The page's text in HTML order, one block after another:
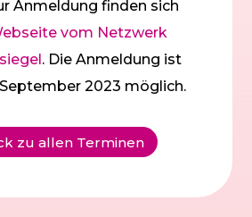
Anmeldung finden sich
vom Netzwerk
. Die Anmeldung ist
September 2023 möglich.
zu allen Terminen